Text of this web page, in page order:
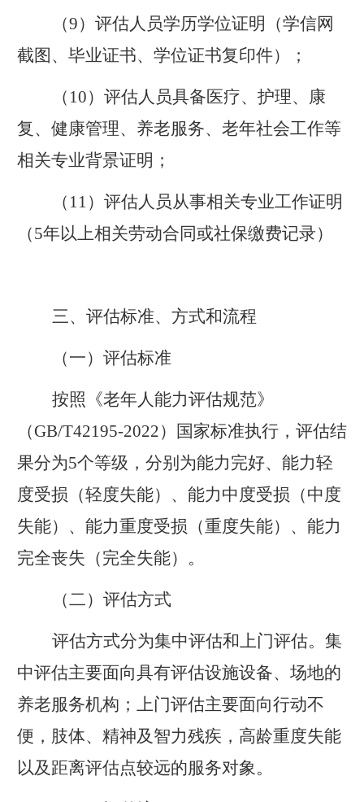
（9）评估人员学历学位证明（学信网
截图、毕业证书、学位证书复印件）；
（ 10）评估人员具备医疗、护理、康
复、健康管理、养老服务、老年社会工作等
相关专业背景证明；
（ 11）评估人员从事相关专业工作证明
（5年以上相关劳动合同或社保缴费记录）
三、评估标准、方式和流程
（一）评估标准
按照《老年人能力评估规范》
（GB/T42195-2022）国家标准执行，评估结
果分为5个等级，分别为能力完好、能力轻
度受损（轻度失能）、能力中度受损（中度
失能）、能力重度受损（重度失能）、能力
完全丧失（完全失能）。
（二）评估方式
评估方式分为集中评估和上门评估。集
中评估主要面向具有评估设施设备、场地的
养老服务机构；上门评估主要面向行动不
便，肢体、精神及智力残疾，高龄重度失能
以及距离评估点较远的服务对象。